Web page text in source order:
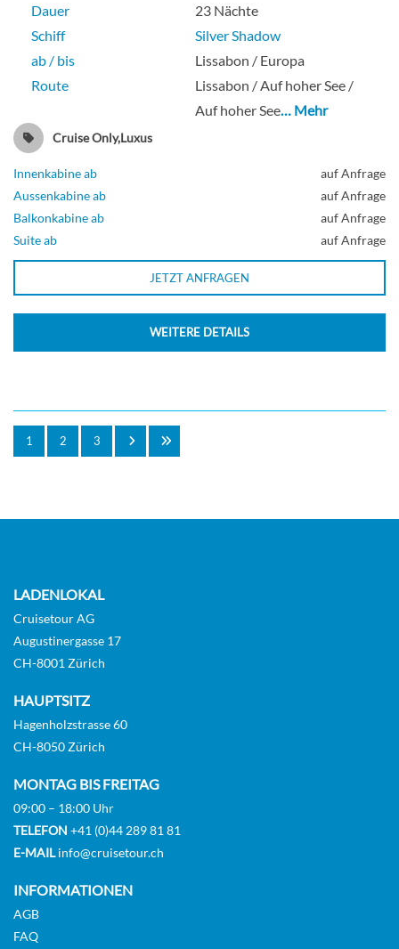
Dauer
23 Nächte
Schiff
Silver Shadow
ab / bis
Lissabon / Europa
Route
Lissabon / Auf hoher See /
Auf hoher See… Mehr
Cruise Only,Luxus
Innenkabine ab
auf Anfrage
Aussenkabine ab
auf Anfrage
Balkonkabine ab
auf Anfrage
Suite ab
auf Anfrage
JETZT ANFRAGEN
WEITERE DETAILS
1 2 3
LADENLOKAL
Cruisetour AG
Augustinergasse 17
CH-8001 Zürich
HAUPTSITZ
Hagenholzstrasse 60
CH-8050 Zürich
MONTAG BIS FREITAG
09:00 – 18:00 Uhr
TELEFON +41 (0)44 289 81 81
E-MAILinfo@cruisetour.ch
INFORMATIONEN
AGB
FAQ